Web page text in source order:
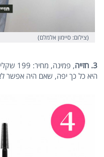
(צילום: סיימון אלמלם)
3. חזייה
, פמינה, מחיר: 199 שקלים
היא כל כך יפה, שאם היה אפשר